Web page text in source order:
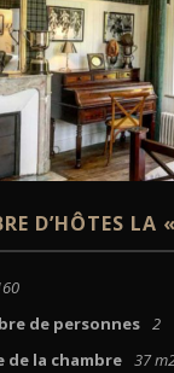
D’HÔTES LA
de personnes 2
de la chambre 37